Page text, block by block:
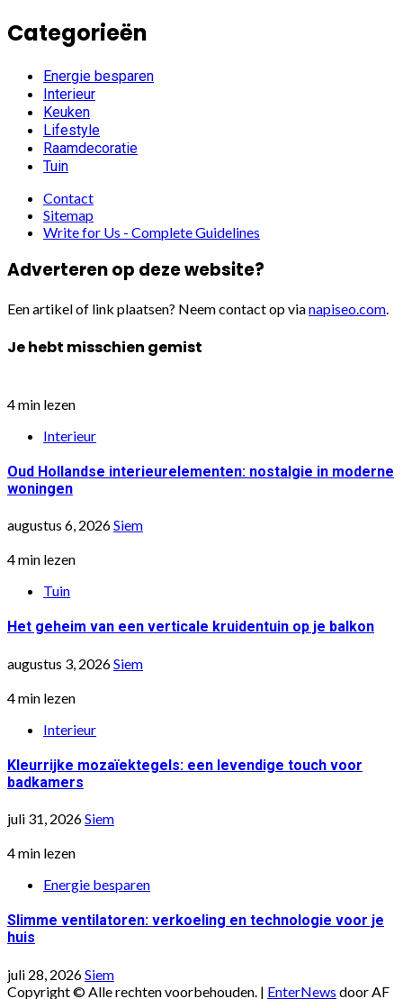
Categorieën
Energie besparen
Interieur
Keuken
Lifestyle
Raamdecoratie
Tuin
Contact
Sitemap
Write for Us - Complete Guidelines
Adverteren op deze website?
Een artikel of link plaatsen? Neem contact op vianapiseo.com.
Je hebt misschien gemist
4 min lezen
Interieur
Oud Hollandse interieurelementen: nostalgie in moderne
woningen
augustus 6, 2026Siem
4 min lezen
Tuin
Het geheim van een verticale kruidentuin op je balkon
augustus 3, 2026Siem
4 min lezen
Interieur
Kleurrijke mozaïektegels: een levendige touch voor
badkamers
juli 31, 2026Siem
4 min lezen
Energie besparen
Slimme ventilatoren: verkoeling en technologie voor je
huis
juli 28, 2026Siem
Copyright © Alle rechten voorbehouden. | EnterNews door AF